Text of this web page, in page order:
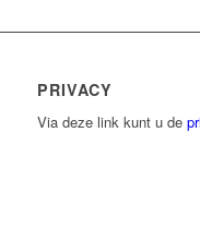
PRIVACY
Via deze link kunt u de